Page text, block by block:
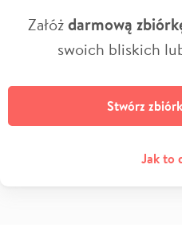
Załóżdarmową
swoich bliskich
Stwórz
Jak to